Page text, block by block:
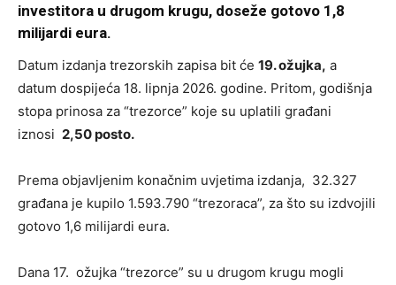
investitora u drugom krugu, doseže gotovo 1,8
milijardi eura.
Datum izdanja trezorskih zapisa bit će 19. ožujka, a
datum dospijeća 18. lipnja 2026. godine. Pritom, godišnja
stopa prinosa za “trezorce” koje su uplatili građani
iznosi 2,50 posto.
Prema objavljenim konačnim uvjetima izdanja, 32.327
građana je kupilo 1.593.790 “trezoraca”, za što su izdvojili
gotovo 1,6 milijardi eura.
Dana 17. ožujka “trezorce” su u drugom krugu mogli